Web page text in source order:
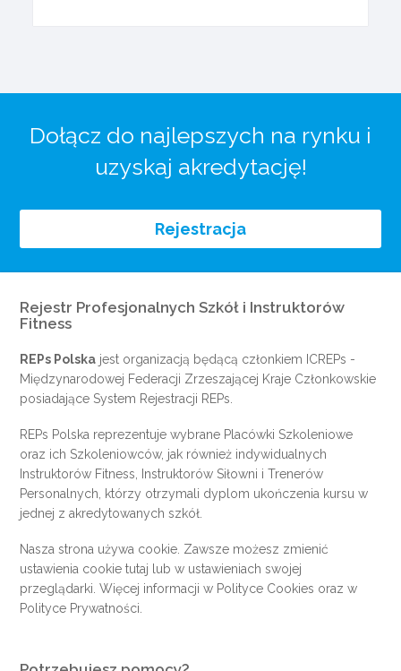
Dołącz do najlepszych na rynku i
uzyskaj akredytację!
Rejestracja
Rejestr Profesjonalnych Szkół i Instruktorów
Fitness
REPs Polska jest organizacją będącą członkiem ICREPs -
Międzynarodowej Federacji Zrzeszającej Kraje Członkowskie
posiadające System Rejestracji REPs.
REPs Polska reprezentuje wybrane Placówki Szkoleniowe
oraz ich Szkoleniowców, jak również indywidualnych
Instruktorów Fitness, Instruktorów Siłowni i Trenerów
Personalnych, którzy otrzymali dyplom ukończenia kursu w
jednej z akredytowanych szkół.
Nasza strona używa cookie. Zawsze możesz zmienić
ustawienia cookietutaj lub w ustawieniach swojej
przeglądarki. Więcej informacji w Polityce Cookies oraz w
Polityce Prywatności